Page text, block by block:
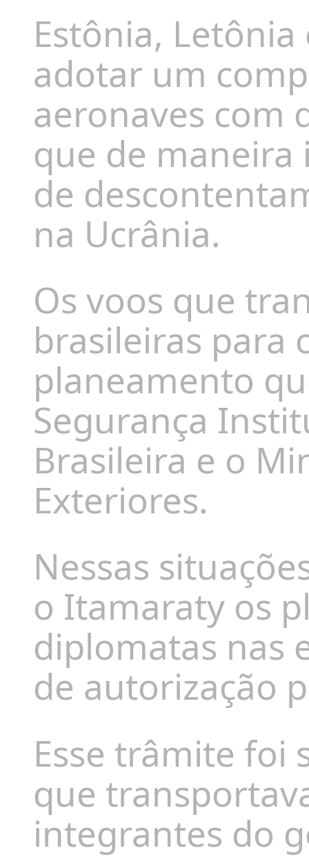
Estônia,
adotar um
aeronaves com
que de
de
na Ucrânia.
Os voos que
brasileiras para
planeamento
Segurança
Brasileira e o
Exteriores.
Nessas
o Itamaraty os
diplomatas nas
de autorização
Esse trâmite foi
que
integrantes do